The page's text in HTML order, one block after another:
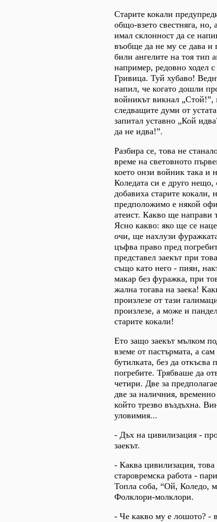
Старите кокали
общо-взето свестняга, но,
имал склонност да се
въобще да не му се дава и
били ангелите на тоя тип
например, редовно ходел
Гривица. Туй хубаво!
напил, че когато дошли
войникът викнал „Стой!”,
следващите думи от
запитал уставно „Кой
да не идва!”.
Разбира се, това не
време на световното
което онзи войник така и
Коледата си е друго нещо,
добавиха старите кокали,
предположимо е някой
атеист. Какво ще направи
Ясно какво: яко ще се
очи, ще нахлузи
цъфва право пред
представел заекът при
също като него - пиян,
макар без фуражка, при
жална тогава на заека!
произлезе от тази
произлезе, а може и
старите кокали!
Ето защо заекът мълком
вземе от пастърмата, а
бутилката, без да откъсва
погребите. Трябваше да
четири. Две за
две за наличния,
който трезво въздъхна.
уловимия...
- Дъх на цивилизация -
заекът.
- Каква цивилизация,
старовремска работа -
Топла соба, “Ой, Коледо,
Фолклори-молклори.
- Че какво му е лошото? -